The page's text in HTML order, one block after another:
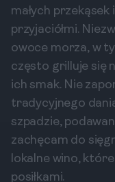
małych przekąsek
przyjaciółmi.
owoce morza, w
często grilluje się
ich smak. Nie
tradycyjnego
szpadzie,
zachęcam do
lokalne wino,
posiłkami.